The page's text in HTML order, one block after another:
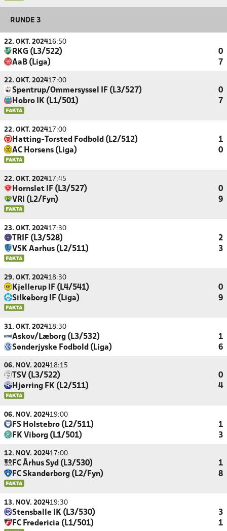
RUNDE 3
22. OKT. 202416:50
RKG (L3/522)
0
AaB (Liga)
7
22. OKT. 202417:00
Spentrup/Ommersyssel IF (L3/527)
0
Hobro IK (L1/501)
7
22. OKT. 202417:00
Hatting-Torsted Fodbold (L2/512)
1
AC Horsens (Liga)
0
22. OKT. 202417:45
Hornslet IF (L3/527)
0
VRI (L2/Fyn)
9
23. OKT. 202417:30
TRIF (L3/528)
2
VSK Aarhus (L2/511)
3
29. OKT. 202418:30
Kjellerup IF (L4/541)
0
Silkeborg IF (Liga)
9
31. OKT. 202418:30
Askov/Læborg (L3/532)
1
Sønderjyske Fodbold (Liga)
6
06. NOV. 202418:15
TSV (L3/522)
0
Hjørring FK (L2/511)
4
06. NOV. 202419:00
FS Holstebro (L2/511)
1
FK Viborg (L1/501)
3
12. NOV. 202417:00
FC Århus Syd (L3/530)
1
FC Skanderborg (L2/Fyn)
8
13. NOV. 202419:30
Stensballe IK (L3/530)
3
FC Fredericia (L1/501)
1